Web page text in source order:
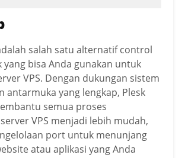
salah satu alternatif control
yang bisa Anda gunakan untuk
VPS. Dengan dukungan sistem
antarmuka yang lengkap, Plesk
semua proses
VPS menjadi lebih mudah,
port untuk menunjang
atau aplikasi yang Anda